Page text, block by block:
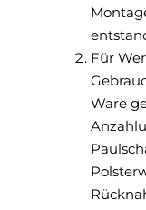
Für
Ware